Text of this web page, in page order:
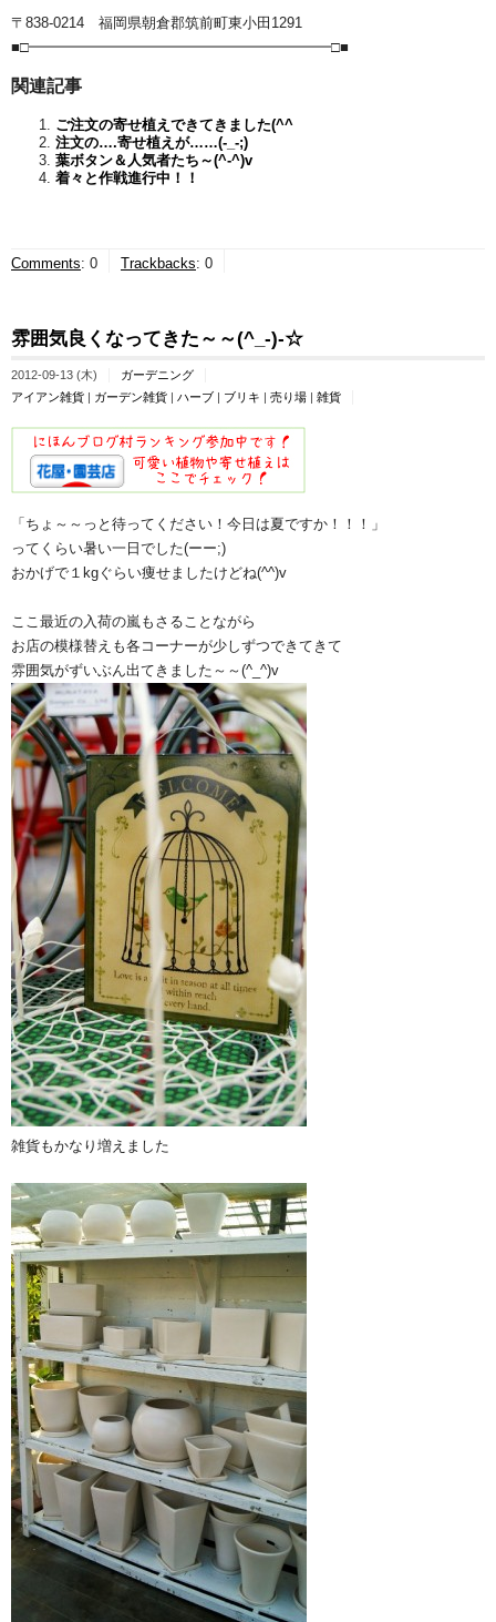
〒838-0214 福岡県朝倉郡筑前町東小田1291
■□━━━━━━━━━━━━━━━━━━━━━□■
関連記事
ご注文の寄せ植えできてきました(^^ゞ
注文の….寄せ植えが……(-_-;)
葉ボタン＆人気者たち～(^-^)v
着々と作戦進行中！！
Comments: 0 Trackbacks: 0
雰囲気良くなってきた～～(^_-)-☆
2012-09-13 (木)
ガーデニング
アイアン雑貨 | ガーデン雑貨 | ハーブ | ブリキ | 売り場 | 雑貨
「ちょ～～っと待ってください！今日は夏ですか！！！」
ってくらい暑い一日でした(ーー;)
おかげで１kgぐらい痩せましたけどね(^^)v
ここ最近の入荷の嵐もさることながら
お店の模様替えも各コーナーが少しずつできてきて
雰囲気がずいぶん出てきました～～(^_^)v
雑貨もかなり増えました